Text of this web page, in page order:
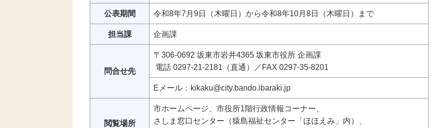
公表期間 令和8年7月9日（木曜日）から令和8年10月8日（木曜日）まで
担当課 企画課
問合せ先
〒306-0692 坂東市岩井4365 坂東市役所 企画課
電話 0297-21-2181（直通）／FAX 0297-35-8201
Eメール：kikaku@city.bando.ibaraki.jp
閲覧場所
市ホームページ、市役所1階行政情報コーナー、
さしま窓口センター（猿島福祉センター「ほほえみ」内）、